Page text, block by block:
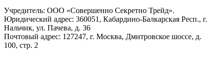
Учредитель: ООО «Совершенно Секретно Трейд».
Юридический адрес: 360051, Кабардино-Балкарская Респ., г.
Нальчик, ул. Пачева, д. 36
Почтовый адрес: 127247, г. Москва, Дмитровское шоссе, д.
100, стр. 2